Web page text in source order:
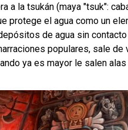
a la tsukán (maya "tsuk":
protege el agua como un
de agua sin
populares, sale
ya es mayor le salen